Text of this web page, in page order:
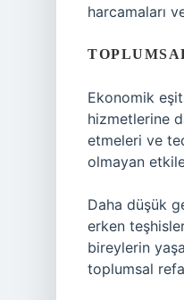
harcamaları
Ekonomik
hizmetlerine
etmeleri ve
olmayan
Daha düşük
erken
bireylerin
toplumsal